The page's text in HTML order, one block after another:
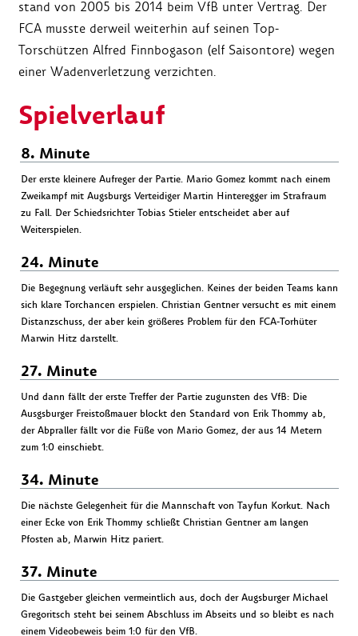
stand von 2005 bis 2014 beim VfB unter Vertrag. Der
FCA musste derweil weiterhin auf seinen Top-
Torschützen Alfred Finnbogason (elf Saisontore) wegen
einer Wadenverletzung verzichten.
Spielverlauf
8. Minute
Der erste kleinere Aufreger der Partie. Mario Gomez kommt nach einem
Zweikampf mit Augsburgs Verteidiger Martin Hinteregger im Strafraum
zu Fall. Der Schiedsrichter Tobias Stieler entscheidet aber auf
Weiterspielen.
24. Minute
Die Begegnung verläuft sehr ausgeglichen. Keines der beiden Teams kann
sich klare Torchancen erspielen. Christian Gentner versucht es mit einem
Distanzschuss, der aber kein größeres Problem für den FCA-Torhüter
Marwin Hitz darstellt.
27. Minute
Und dann fällt der erste Treffer der Partie zugunsten des VfB: Die
Ausgsburger Freistoßmauer blockt den Standard von Erik Thommy ab,
der Abpraller fällt vor die Füße von Mario Gomez, der aus 14 Metern
zum 1:0 einschiebt.
34. Minute
Die nächste Gelegenheit für die Mannschaft von Tayfun Korkut. Nach
einer Ecke von Erik Thommy schließt Christian Gentner am langen
Pfosten ab, Marwin Hitz pariert.
37. Minute
Die Gastgeber gleichen vermeintlich aus, doch der Augsburger Michael
Gregoritsch steht bei seinem Abschluss im Abseits und so bleibt es nach
einem Videobeweis beim 1:0 für den VfB.